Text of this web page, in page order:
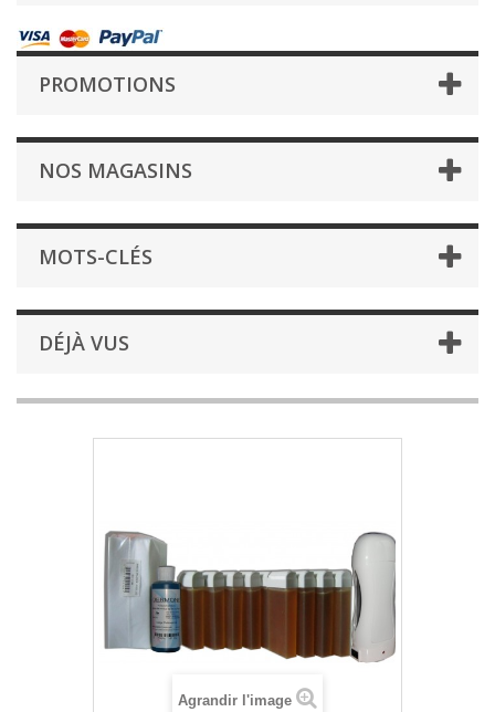
PROMOTIONS
NOS MAGASINS
MOTS-CLÉS
DÉJÀ VUS
Agrandir l'image